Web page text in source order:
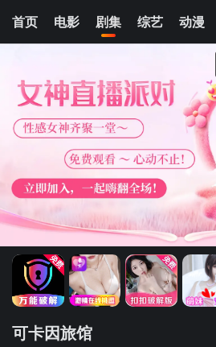
首页 电影 剧集 综艺 动漫
可卡因旅馆
可卡因旅馆